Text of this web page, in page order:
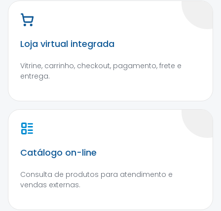
Loja virtual integrada
Vitrine, carrinho, checkout, pagamento, frete e
entrega.
Catálogo on-line
Consulta de produtos para atendimento e
vendas externas.